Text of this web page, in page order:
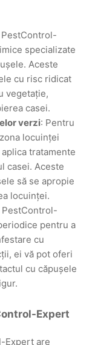
PestControl-
specializate
Aceste
cu risc ridicat
vegetație,
casei.
verzi: Pentru
locuinței
tratamente
casei. Aceste
să se apropie
locuinței.
PestControl-
pentru a
cu
ei vă pot oferi
cu căpușele
Expert
Expert are